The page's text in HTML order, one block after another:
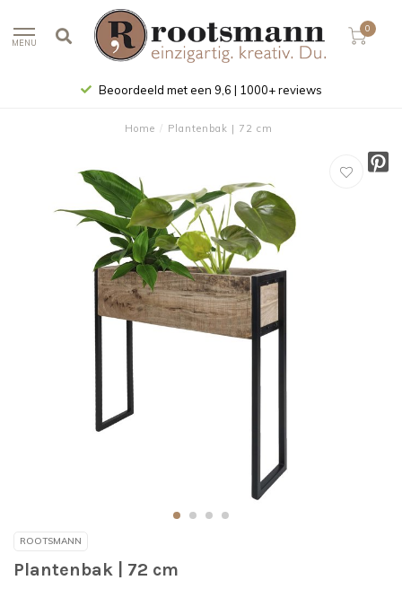
MENU
0
Beoordeeld met een 9,6 | 1000+ reviews
Home / Plantenbak | 72 cm
ROOTSMANN
Plantenbak | 72 cm